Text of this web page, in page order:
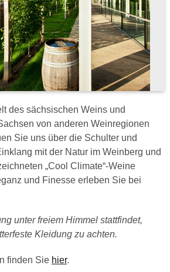
des sächsischen Weins und
von anderen Weinregionen
Sie uns über die Schulter und
mit der Natur im Weinberg und
„Cool Climate“-Weine
und Finesse erleben Sie bei
unter freiem Himmel stattfindet,
Kleidung zu achten.
finden Sie hier.